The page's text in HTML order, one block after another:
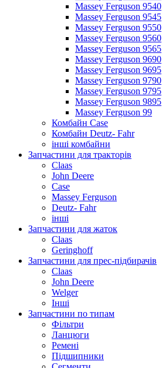
Massey Ferguson 9540
Massey Ferguson 9545
Massey Ferguson 9550
Massey Ferguson 9560
Massey Ferguson 9565
Massey Ferguson 9690
Massey Ferguson 9695
Massey Ferguson 9790
Massey Ferguson 9795
Massey Ferguson 9895
Massey Ferguson 99
Комбайн Case
Комбайн Deutz- Fahr
інші комбайни
Запчастини для тракторів
Claas
John Deere
Case
Massey Ferguson
Deutz- Fahr
інші
Запчастини для жаток
Claas
Geringhoff
Запчастини для прес-підбирачів
Claas
John Deere
Welger
Інші
Запчастини по типам
Фільтри
Ланцюги
Ремені
Підшипники